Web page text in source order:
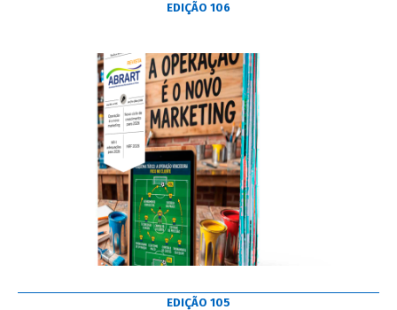
EDIÇÃO 106
EDIÇÃO 105